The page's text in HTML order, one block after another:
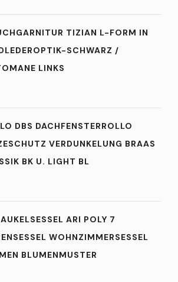
TIZIAN L-FORM IN
SCHWARZ /
LINKS
DBS DACHFENSTERROLLO
VERDUNKELUNG BRAAS
BK U. LIGHT BL
ARI POLY 7
WOHNZIMMERSESSEL
BLUMENMUSTER